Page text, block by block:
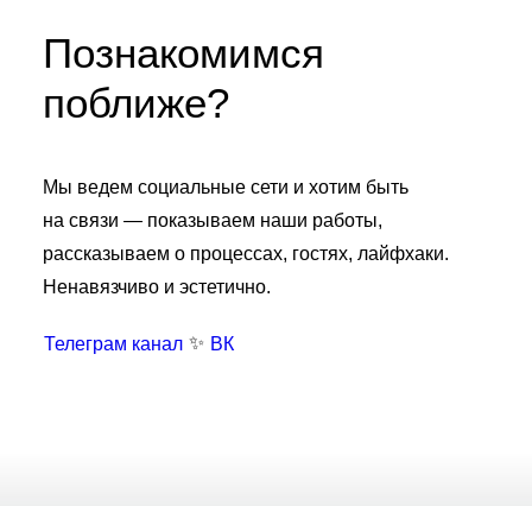
Познакомимся
поближе?
Мы ведем социальные сети и хотим быть
на связи — показываем наши работы,
рассказываем о процессах, гостях, лайфхаки.
Ненавязчиво и эстетично.
Телеграм канал ✨ ВК